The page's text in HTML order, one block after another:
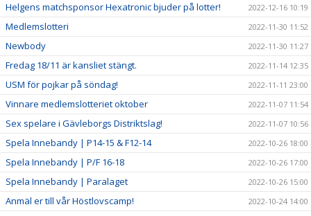
Helgens matchsponsor Hexatronic bjuder på lotter! 2022-12-16 10:19
Medlemslotteri 2022-11-30 11:52
Newbody 2022-11-30 11:27
Fredag 18/11 är kansliet stängt. 2022-11-14 12:35
USM för pojkar på söndag! 2022-11-11 23:00
Vinnare medlemslotteriet oktober 2022-11-07 11:54
Sex spelare i Gävleborgs Distriktslag! 2022-11-07 10:56
Spela Innebandy | P14-15 & F12-14 2022-10-26 18:00
Spela Innebandy | P/F 16-18 2022-10-26 17:00
Spela Innebandy | Paralaget 2022-10-26 15:00
Anmäl er till vår Höstlovscamp! 2022-10-24 14:00